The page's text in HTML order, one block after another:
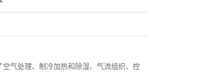
气处理、制冷加热和除湿、气流组织、控